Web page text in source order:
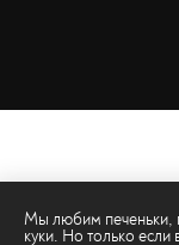
Мы любим печеньки,
куки. Но только если